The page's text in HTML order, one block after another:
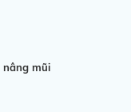
nâng mũi